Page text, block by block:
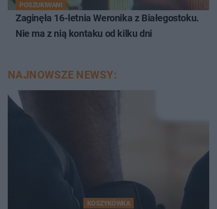
POSZUKIWANI
Zaginęła 16-letnia Weronika z Białegostoku.
Nie ma z nią kontaku od kilku dni
NAJNOWSZE NEWSY:
KOSZYKÓWKA